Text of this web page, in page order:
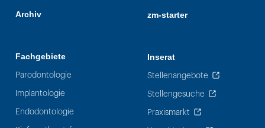
Archiv
Fachgebiete
Parodontologie
Implantologie
Endodontologie
zm-starter
Inserat
Stellenangebote
Stellengesuche
Praxismarkt